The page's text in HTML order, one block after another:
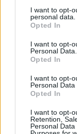
not limited to your
grant or deny
use your data for
consent section.
I want to opt-
personal data.
Opted In
I want to opt-
Personal Data.
Opted In
I want to opt-
Personal Data
Opted In
I want to opt-
Retention,
Personal
Rekormagas
évet a
amely
rengeteg